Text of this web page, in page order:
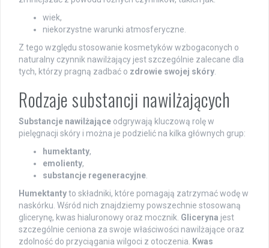
wiek,
niekorzystne warunki atmosferyczne.
Z tego względu stosowanie kosmetyków wzbogaconych o
naturalny czynnik nawilżający jest szczególnie zalecane dla
tych, którzy pragną zadbać o zdrowie swojej skóry.
Rodzaje substancji nawilżających
Substancje nawilżające odgrywają kluczową rolę w
pielęgnacji skóry i można je podzielić na kilka głównych grup:
humektanty,
emolienty,
substancje regeneracyjne.
Humektantyto składniki, które pomagają zatrzymać wodę w
naskórku. Wśród nich znajdziemy powszechnie stosowaną
glicerynę, kwas hialuronowy oraz mocznik. Gliceryna jest
szczególnie ceniona za swoje właściwości nawilżające oraz
zdolność do przyciągania wilgoci z otoczenia. Kwas